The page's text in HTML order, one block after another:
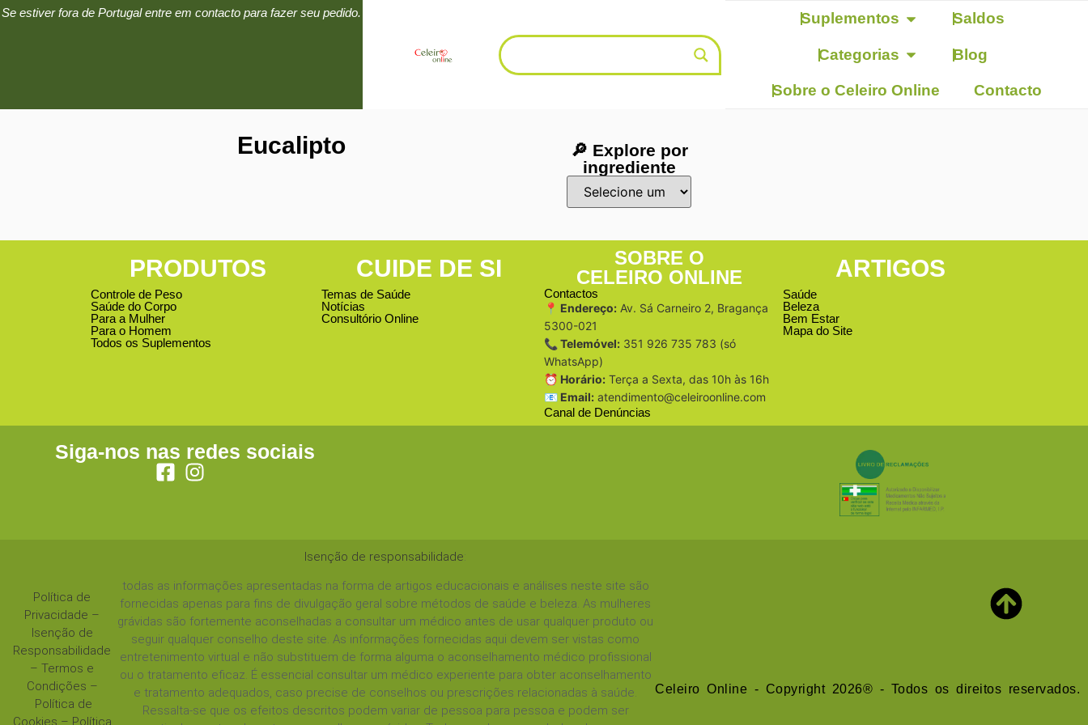
Se estiver fora de Portugal entre em contacto para fazer seu pedido. Suplementos Saldos
Categorias Blog
Sobre o Celeiro Online Contacto
Eucalipto
🔎 Explore por
ingrediente
PRODUTOS
Controle de Peso
Saúde do Corpo
Para a Mulher
Para o Homem
Todos os Suplementos
CUIDE DE SI
Temas de Saúde
Notícias
Consultório Online
SOBRE O
CELEIRO ONLINE
Contactos
📍 Endereço: Av. Sá Carneiro 2, Bragança
5300-021
📞 Telemóvel: 351 926 735 783 (só
WhatsApp)
⏰ Horário: Terça a Sexta, das 10h às 16h
📧 Email: atendimento@celeiroonline.com
Canal de Denúncias
ARTIGOS
Saúde
Beleza
Bem Estar
Mapa do Site
Siga-nos nas redes sociais
Política de
Privacidade –
Isenção de
Responsabilidade
–Termos e
Condições –
Política de
Cookies – Política
Isenção de responsabilidade:
todas as informações apresentadas na forma de artigos educacionais e análises neste site são
fornecidas apenas para fins de divulgação geral sobre métodos de saúde e beleza. As mulheres
grávidas são fortemente aconselhadas a consultar um médico antes de usar qualquer produto ou
seguir qualquer conselho deste site. As informações fornecidas aqui devem ser vistas como
entretenimento virtual e não substituem de forma alguma o aconselhamento médico profissional
ou o tratamento eficaz. É essencial consultar um médico experiente para obter aconselhamento
e tratamento adequados, caso precise de conselhos ou prescrições relacionadas à saúde.
Ressalta-se que os efeitos descritos podem variar de pessoa para pessoa e podem ser
Celeiro Online - Copyright 2026® - Todos os direitos reservados.